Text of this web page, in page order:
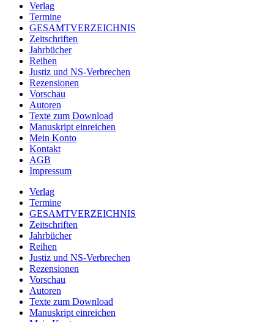
Verlag
Termine
GESAMTVERZEICHNIS
Zeitschriften
Jahrbücher
Reihen
Justiz und NS-Verbrechen
Rezensionen
Vorschau
Autoren
Texte zum Download
Manuskript einreichen
Mein Konto
Kontakt
AGB
Impressum
Verlag
Termine
GESAMTVERZEICHNIS
Zeitschriften
Jahrbücher
Reihen
Justiz und NS-Verbrechen
Rezensionen
Vorschau
Autoren
Texte zum Download
Manuskript einreichen